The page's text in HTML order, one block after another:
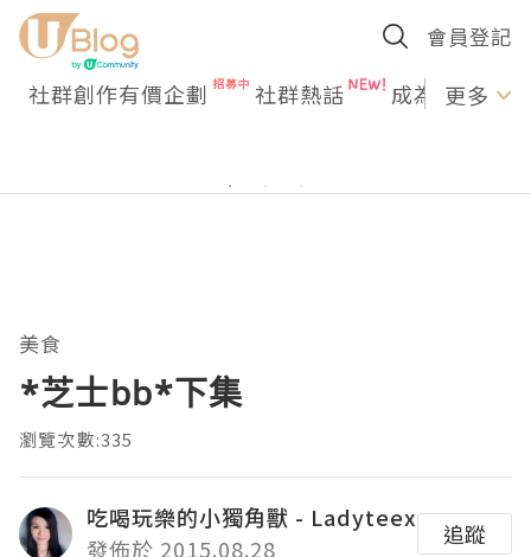
會員登記
社群創作有價企劃 社群熱話 成為U更多
美食
*芝士bb*下集
瀏覽次數:335
吃喝玩樂的小獨角獸 - Ladyteex
發佈於 2015.08.28
追蹤